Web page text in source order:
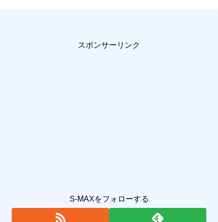
スポンサーリンク
S-MAXをフォローする